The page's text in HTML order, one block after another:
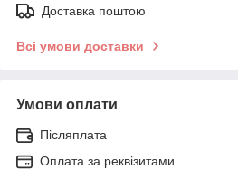
Доставка поштою
Всі умови доставки
Умови оплати
Післяплата
Оплата за реквізитами